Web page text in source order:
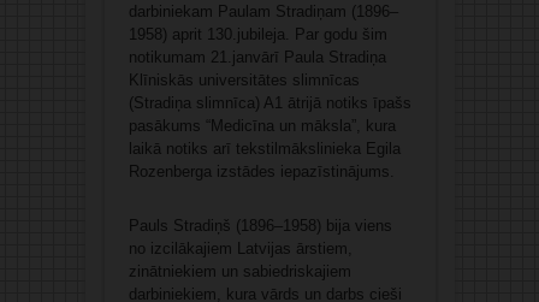
darbiniekam Paulam Stradiņam (1896–
1958) aprit 130.jubileja. Par godu šim
notikumam 21.janvārī Paula Stradiņa
Klīniskās universitātes slimnīcas
(Stradiņa slimnīca) A1 ātrijā notiks īpašs
pasākums “Medicīna un māksla”, kura
laikā notiks arī tekstilmākslinieka Egila
Rozenberga izstādes iepazīstinājums.
Pauls Stradiņš (1896–1958) bija viens
no izcilākajiem Latvijas ārstiem,
zinātniekiem un sabiedriskajiem
darbiniekiem, kura vārds un darbs cieši